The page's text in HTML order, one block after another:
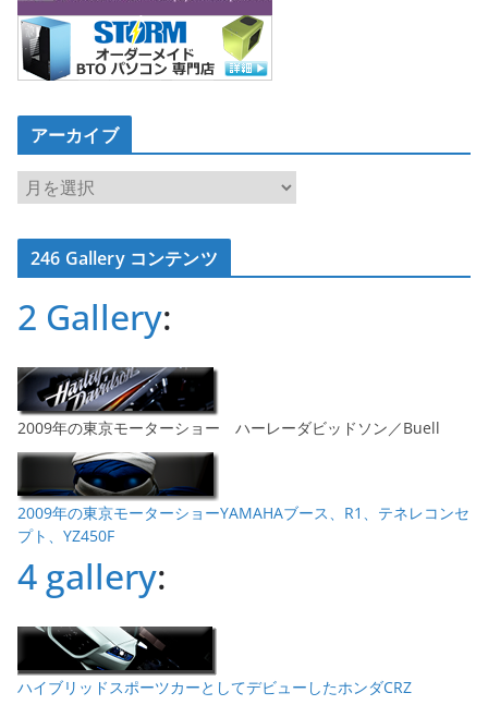
アーカイブ
ア
ー
カ
イ246 Gallery コンテンツ
2 Gallery:
2009年の東京モーターショー ハーレーダビッドソン／Buell
2009年の東京モーターショーYAMAHAブース、R1、テネレコンセ
プト、YZ450F
4 gallery:
ハイブリッドスポーツカーとしてデビューしたホンダCRZ